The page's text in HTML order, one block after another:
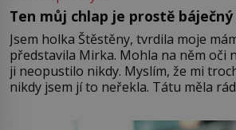
Ten můj chlap je prostě báječný
Jsem holka Štěstěny, tvrdila moje
představila Mirka. Mohla na něm oči
ji neopustilo nikdy. Myslím, že mi
nikdy jsem jí to neřekla. Tátu měla
Jsme spolu moc rádi Tehdy byla jiná